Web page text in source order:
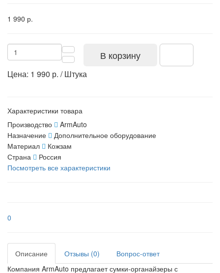
1 990 р.
В корзину
Цена: 1 990 р. / Штука
Характеристики товара
Производство
ArmAuto
Назначение
Дополнительное оборудование
Материал
Кожзам
Страна
Россия
Посмотреть все характеристики
0
Описание Отзывы (0)
Вопрос-ответ
Компания ArmAuto предлагает сумки-органайзеры с